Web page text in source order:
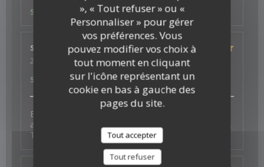
», « Tout refuser » ou «
Personnaliser » pour gérer
vos préférences. Vous
pouvez modifier vos choix à
tout moment en cliquant
sur l'icône représentant un
cookie en bas à gauche des
pages du site.
Tout accepter
Tout refuser
/5 Ambiance: Cuisine:5/5 Qualité / Prix
5
s
2026-07-26
- 19:30 - Couverts 4
/5 Ambiance : 5/5 Cuisine:5 /5 Qualité / Prix
5
Excellent experience with fantastic vegan options -
and a thoughtful surprise to celebrate a birthday too.
Thank you for the wonderful food and service.